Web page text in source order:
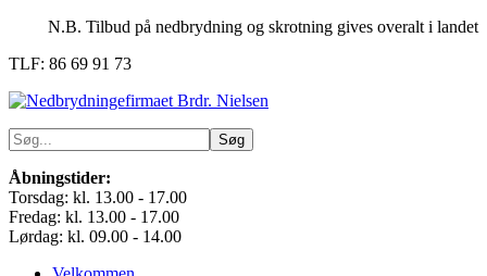
N.B. Tilbud på nedbrydning og skrotning gives overalt i landet
TLF: 86 69 91 73
Åbningstider:
Torsdag: kl. 13.00 - 17.00
Fredag: kl. 13.00 - 17.00
Lørdag: kl. 09.00 - 14.00